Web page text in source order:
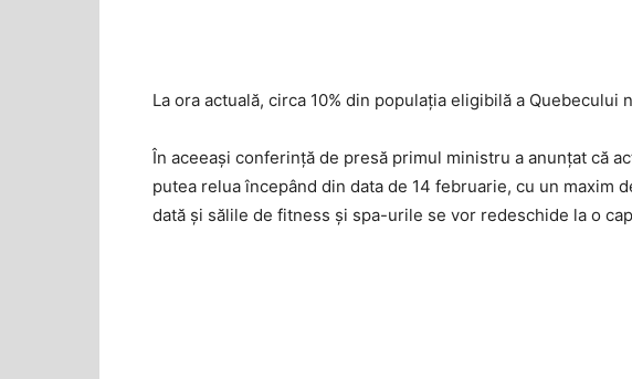
La ora actuală, circa 10% din populația eligibilă a Quebecului
În aceeași conferință de presă primul ministru a anunțat că
putea relua începând din data de 14 februarie, cu un maxim
dată și sălile de fitness și spa-urile se vor redeschide la o